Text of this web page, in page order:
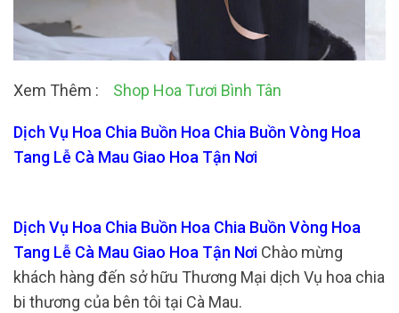
Xem Thêm : Shop Hoa Tươi Bình Tân
Dịch Vụ Hoa Chia Buồn Hoa Chia Buồn Vòng Hoa
Tang Lễ Cà Mau Giao Hoa Tận Nơi
Dịch Vụ Hoa Chia Buồn Hoa Chia Buồn Vòng Hoa
Tang Lễ Cà Mau Giao Hoa Tận Nơi Chào mừng
khách hàng đến sở hữu Thương Mại dịch Vụ hoa chia
bi thương của bên tôi tại Cà Mau.